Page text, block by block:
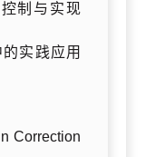
制与实现
实践应用
Correction